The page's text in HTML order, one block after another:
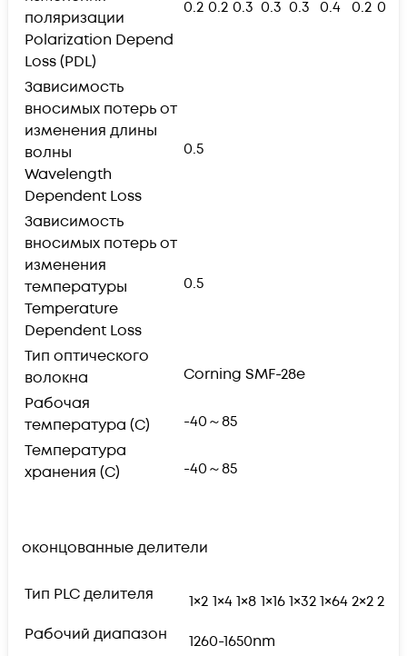
поляризации
Polarization Depend
Loss (PDL)
0.2 0.2 0.3 0.3 0.3 0.4 0.2 0.2
Зависимость
вносимых потерь от
изменения длины
волны
Wavelength
Dependent Loss
0.5
Зависимость
вносимых потерь от
изменения
температуры
Temperature
Dependent Loss
0.5
Тип оптического
волокна
Corning SMF-28e
Рабочая
температура (С)
-40～85
Температура
хранения (С)
-40～85
оконцованные делители
Тип PLC делителя 1×2 1×41×8 1×161×321×642×22×4
Рабочий диапазон
1260-1650nm